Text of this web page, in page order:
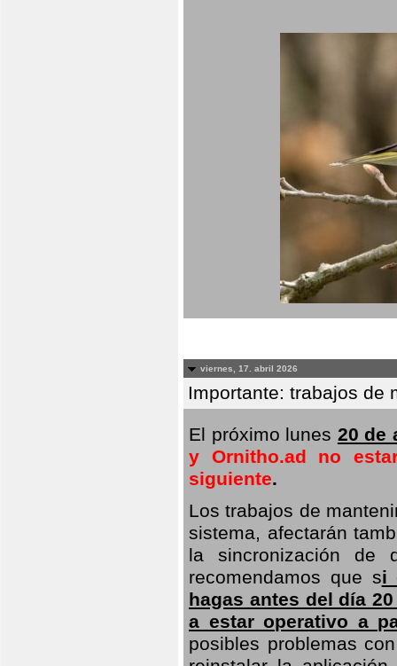
viernes, 17. abril 2026
Importante: trabajos de
El próximo lunes 20 de
y Ornitho.ad no
siguiente.
Los trabajos de
sistema, afectarán
la sincronización de
recomendamos que si
hagas antes del día
a estar operativo a
posibles problemas